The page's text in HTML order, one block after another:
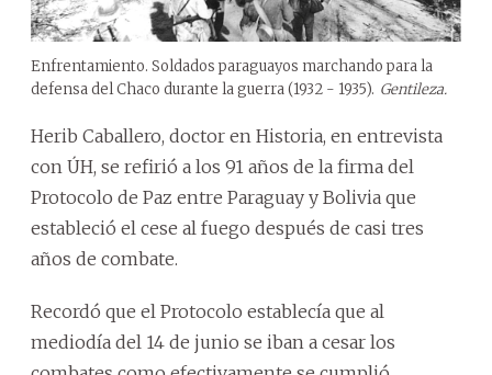
Enfrentamiento. Soldados paraguayos marchando para la
defensa del Chaco durante la guerra (1932 - 1935). Gentileza.
Herib Caballero, doctor en Historia, en entrevista
con ÚH, se refirió a los 91 años de la firma del
Protocolo de Paz entre Paraguay y Bolivia que
estableció el cese al fuego después de casi tres
años de combate.
Recordó que el Protocolo establecía que al
mediodía del 14 de junio se iban a cesar los